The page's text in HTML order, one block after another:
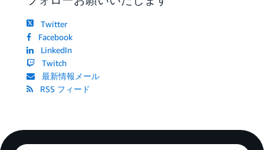
Twitter
Facebook
LinkedIn
Twitch
最新情報メール
RSS フィード